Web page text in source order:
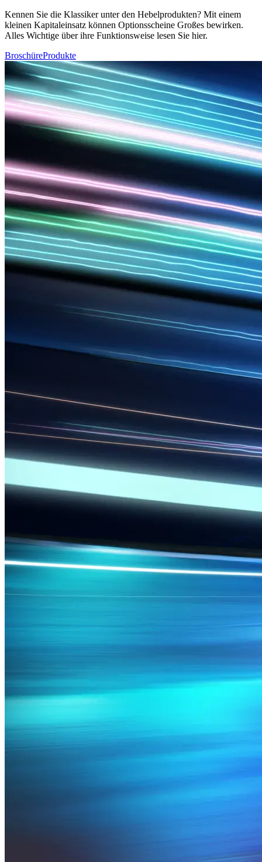
Kennen Sie die Klassiker unter den Hebelprodukten? Mit einem
kleinen Kapitaleinsatz können Optionsscheine Großes bewirken.
Alles Wichtige über ihre Funktionsweise lesen Sie hier.
BroschüreProdukte